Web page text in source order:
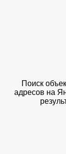
Поиск
адресов на